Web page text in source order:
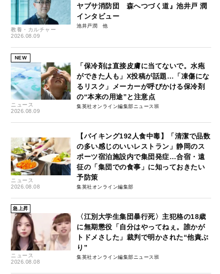
教養・カルチャー
2026.08.09
ヤブサ消防団 森へつづく道』池井戸 潤
インタビュー
池井戸潤
NEW
ニュース
2026.08.09
「保冷剤は直接皮膚に当てないで。水疱
ができた人も」X投稿が話題…「凍傷にな
るリスク」メーカーが呼びかける保冷剤
の“本来の用途”と注意点
集英社オンライン編集部ニュース班
ニュース
2026.08.08
【バイキング192人食中毒】「清潔で品数
の多い感じのいいレストラン」静岡のス
ポーツ宿泊施設内で集団発症…合宿・遠
征の「集団での食事」に知っておきたい
予防策
集英社オンライン編集部
急上昇
ニュース
2026.08.08
〈江別大学生集団暴行死〉主犯格の18歳
に無期懲役「自分はやってねぇ。誰かが
トドメさした」裁判で明かされた“他責ぶ
り”
集英社オンライン編集部ニュース班